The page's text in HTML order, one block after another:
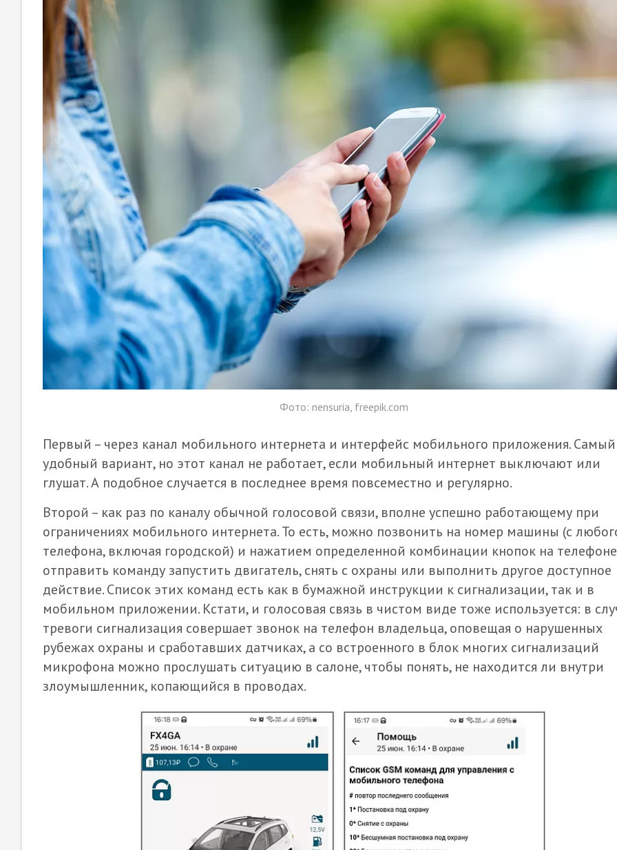
Фото: nensuria, freepik.com
Первый – через канал мобильного интернета и интерфейс мобильного приложения. Самый
удобный вариант, но этот канал не работает, если мобильный интернет выключают или
глушат. А подобное случается в последнее время повсеместно и регулярно.
Второй – как раз по каналу обычной голосовой связи, вполне успешно работающему при
ограничениях мобильного интернета. То есть, можно позвонить на номер машины (с
телефона, включая городской) и нажатием определенной комбинации кнопок на телефоне
отправить команду запустить двигатель, снять с охраны или выполнить другое доступное
действие. Список этих команд есть как в бумажной инструкции к сигнализации, так и в
мобильном приложении. Кстати, и голосовая связь в чистом виде тоже используется: в
тревоги сигнализация совершает звонок на телефон владельца, оповещая о нарушенных
рубежах охраны и сработавших датчиках, а со встроенного в блок многих сигнализаций
микрофона можно прослушать ситуацию в салоне, чтобы понять, не находится ли внутри
злоумышленник, копающийся в проводах.